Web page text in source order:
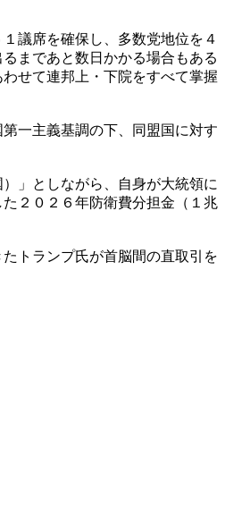
議席を確保し、多数党地位を４
まであと数日かかる場合もある
せて連邦上・下院をすべて掌握
一主義基調の下、同盟国に対す
」としながら、自身が大統領に
２０２６年防衛費分担金（１兆
トランプ氏が首脳間の直取引を